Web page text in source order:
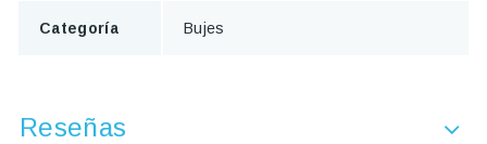
Categoría Bujes
Reseñas